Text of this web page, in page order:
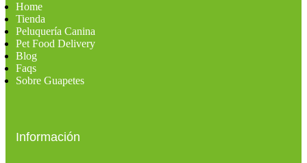
Home
Tienda
Peluquería Canina
Pet Food Delivery
Blog
Faqs
Sobre Guapetes
Información